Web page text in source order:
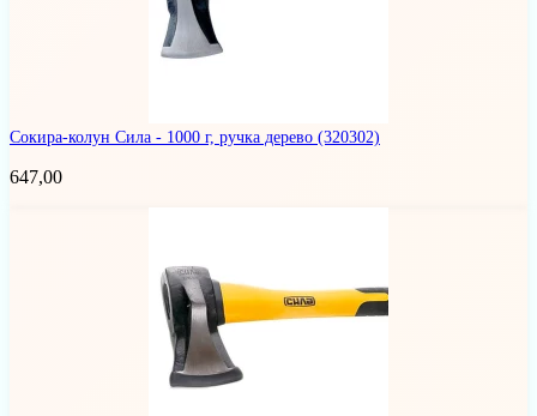
Сокира-колун Сила - 1000 г, ручка дерево (320302)
647,00